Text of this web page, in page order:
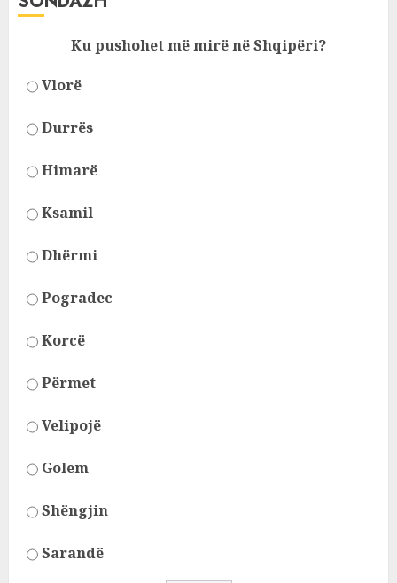
Ku pushohet më mirë në Shqipëri?
Vlorë
Durrës
Himarë
Ksamil
Dhërmi
Pogradec
Korcë
Përmet
Velipojë
Golem
Shëngjin
Sarandë